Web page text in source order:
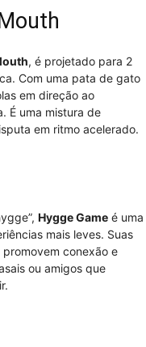
, é projetado para 2
Com uma pata de gato
em direção ao
É uma mistura de
em ritmo acelerado.
Hygge Game é uma
mais leves. Suas
conexão e
ou amigos que